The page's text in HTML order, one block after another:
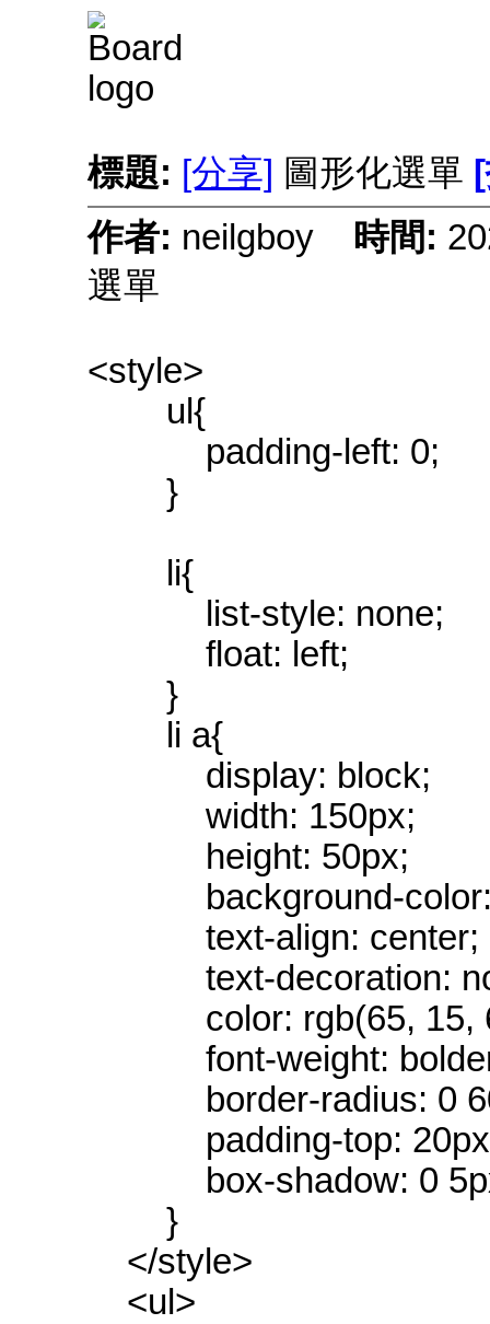
標題: [分享] 圖形化選單
作者: neilgboy 時間:
選單
<style>
ul{
padding-left: 0;
}
li{
list-style: none;
float: left;
}
li a{
display: block;
width: 150px;
height: 50px;
background-color:
text-align: center;
text-decoration:
color: rgb(65, 15,
font-weight:
border-radius: 0
padding-top:
box-shadow: 0 5px
}
</style>
<ul>